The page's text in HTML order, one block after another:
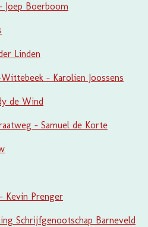
Boerboom
Linden
- Karolien Joossens
de Wind
- Samuel de Korte
Kevin Prenger
Schrijfgenootschap Barneveld